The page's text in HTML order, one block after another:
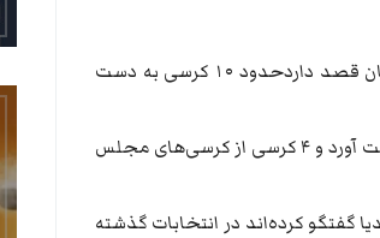
حزب اتحاد اسلامی کردستان در انتخابات ششمین دوره پارلمان کردستان قصد داردحدود ۱۰ کرسی به دست
این حزب در انتخابات اکتبر سال ۲۰۲۱ مجلس عراق ۱۰۸ هزار رای به دست آورد و ۴ کرسی از کرسی‌های مجلس
گفتگو کرده‌اند در انتخابات گذشته